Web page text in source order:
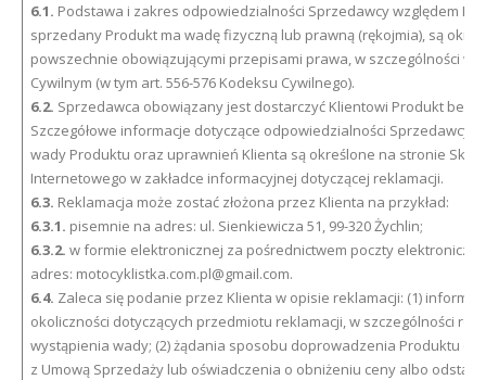
6.1. Podstawa i zakres odpowiedzialności Sprzedawcy względem
sprzedany Produkt ma wadę fizyczną lub prawną (rękojmia), są
powszechnie obowiązującymi przepisami prawa, w szczególności w
Cywilnym (w tym art. 556-576 Kodeksu Cywilnego).
6.2. Sprzedawca obowiązany jest dostarczyć Klientowi Produkt bez
Szczegółowe informacje dotyczące odpowiedzialności Sprzedawcy z
wady Produktu oraz uprawnień Klienta są określone na stronie
Internetowego w zakładce informacyjnej dotyczącej reklamacji.
6.3. Reklamacja może zostać złożona przez Klienta na przykład:
6.3.1. pisemnie na adres: ul. Sienkiewicza 51, 99-320 Żychlin;
6.3.2. w formie elektronicznej za pośrednictwem poczty
adres: motocyklistka.com.pl@gmail.com.
6.4. Zaleca się podanie przez Klienta w opisie reklamacji: (1)
okoliczności dotyczących przedmiotu reklamacji, w szczególności
wystąpienia wady; (2) żądania sposobu doprowadzenia Produktu do
z Umową Sprzedaży lub oświadczenia o obniżeniu ceny albo